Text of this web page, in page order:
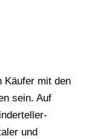
Käufer mit den
sein. Auf
und